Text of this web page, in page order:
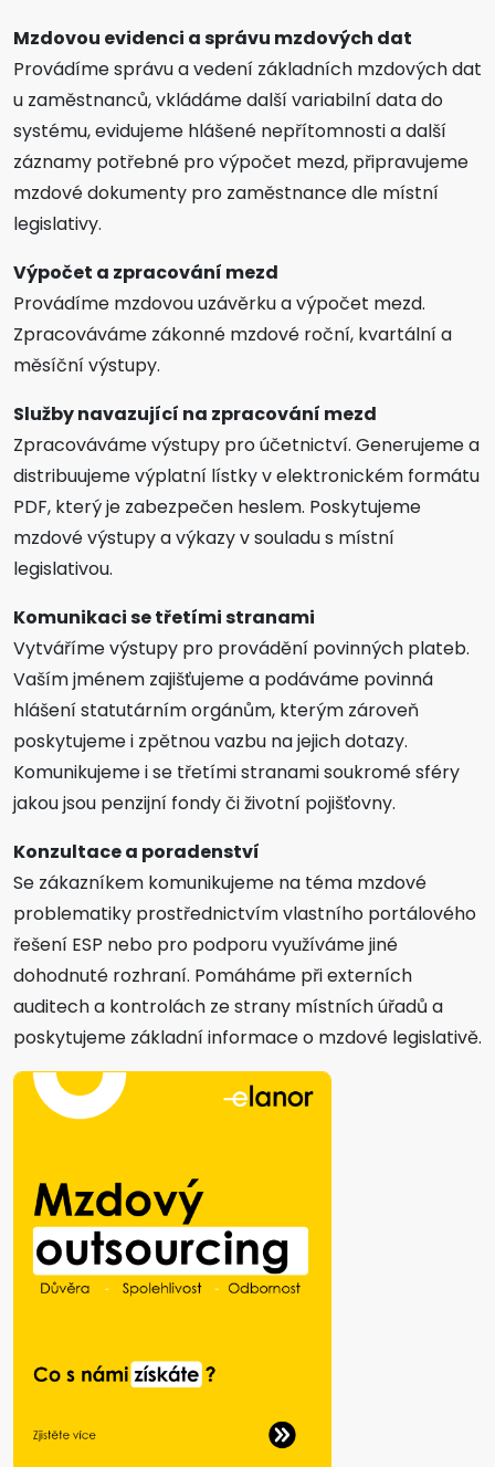
Mzdovou evidenci a správu mzdových dat
Provádíme správu a vedení základních mzdových dat
u zaměstnanců, vkládáme další variabilní data do
systému, evidujeme hlášené nepřítomnosti a další
záznamy potřebné pro výpočet mezd, připravujeme
mzdové dokumenty pro zaměstnance dle místní
legislativy.
Výpočet a zpracování mezd
Provádíme mzdovou uzávěrku a výpočet mezd.
Zpracováváme zákonné mzdové roční, kvartální a
měsíční výstupy.
Služby navazující na zpracování mezd
Zpracováváme výstupy pro účetnictví. Generujeme a
distribuujeme výplatní lístky v elektronickém formátu
PDF, který je zabezpečen heslem. Poskytujeme
mzdové výstupy a výkazy v souladu s místní
legislativou.
Komunikaci se třetími stranami
Vytváříme výstupy pro provádění povinných plateb.
Vaším jménem zajišťujeme a podáváme povinná
hlášení statutárním orgánům, kterým zároveň
poskytujeme i zpětnou vazbu na jejich dotazy.
Komunikujeme i se třetími stranami soukromé sféry
jakou jsou penzijní fondy či životní pojišťovny.
Konzultace a poradenství
Se zákazníkem komunikujeme na téma mzdové
problematiky prostřednictvím vlastního portálového
řešení ESP nebo pro podporu využíváme jiné
dohodnuté rozhraní. Pomáháme při externích
auditech a kontrolách ze strany místních úřadů a
poskytujeme základní informace o mzdové legislativě.